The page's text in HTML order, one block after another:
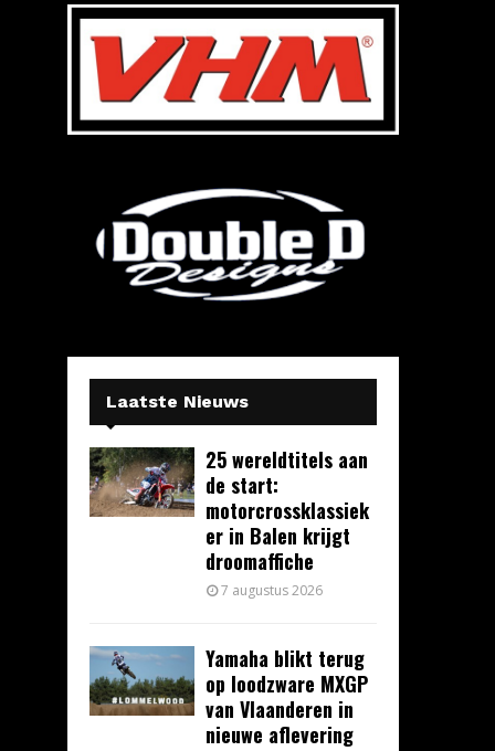
Laatste Nieuws
25 wereldtitels aan
de start:
motorcrossklassiek
er in Balen krijgt
droomaffiche
7 augustus 2026
Yamaha blikt terug
op loodzware MXGP
van Vlaanderen in
nieuwe aflevering